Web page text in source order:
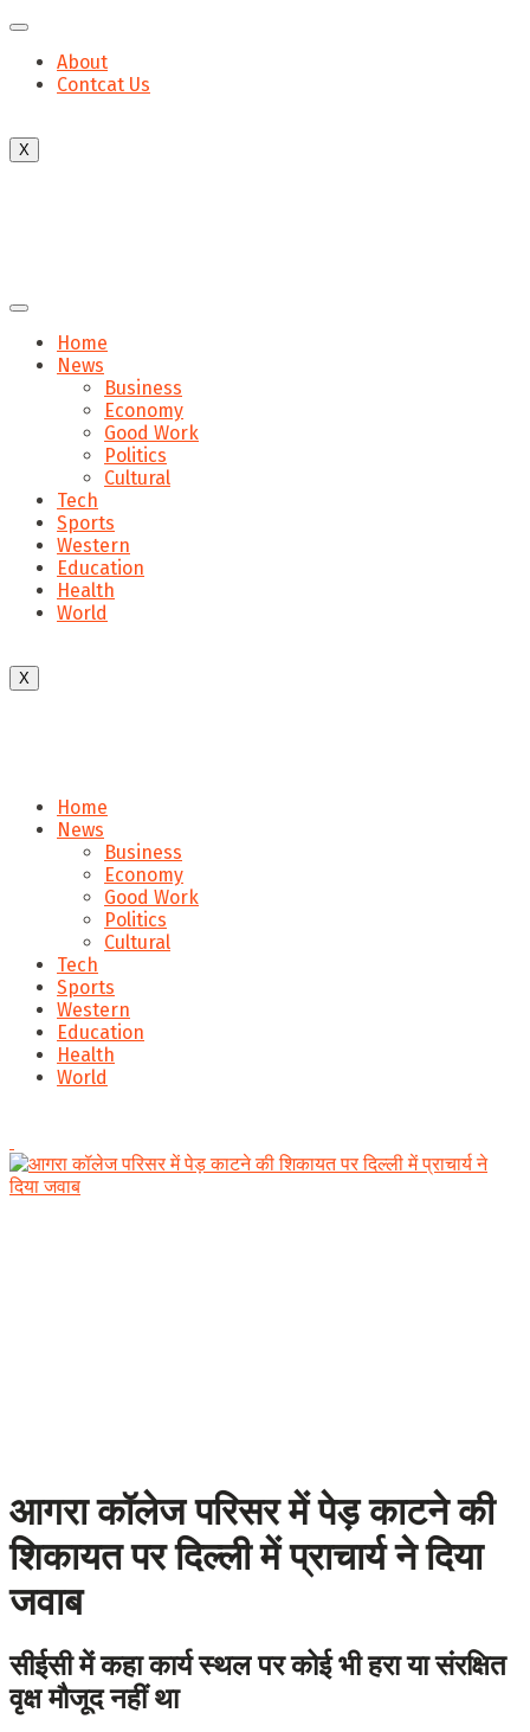
About
Contcat Us
X
Home
News
Business
Economy
Good Work
Politics
Cultural
Tech
Sports
Western
Education
Health
World
X
Home
News
Business
Economy
Good Work
Politics
Cultural
Tech
Sports
Western
Education
Health
World
आगरा कॉलेज परिसर में पेड़ काटने की
शिकायत पर दिल्ली में प्राचार्य ने दिया
जवाब
सीईसी में कहा कार्य स्थल पर कोई भी हरा या संरक्षित
वृक्ष मौजूद नहीं था